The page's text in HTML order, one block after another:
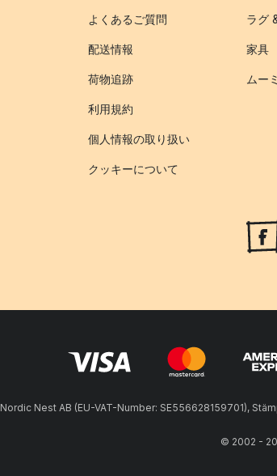
よくあるご質問
配送情報
荷物追跡
利用規約
個人情報の取り扱い
クッキーについて
ラグ
家具
ムー
Nordic Nest AB (EU-VAT-Number: SE556628159701),
© 2002 -